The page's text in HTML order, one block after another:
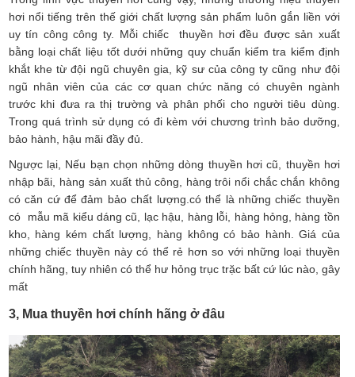
hơi nổi tiếng trên thế giới chất lượng sản phẩm luôn gắn liền với
uy tín công công ty. Mỗi chiếc thuyền hơi đều được sản xuất
bằng loại chất liệu tốt dưới những quy chuẩn kiểm tra kiểm định
khắt khe từ đội ngũ chuyên gia, kỹ sư của công ty cũng như đội
ngũ nhân viên của các cơ quan chức năng có chuyên ngành
trước khi đưa ra thị trường và phân phối cho người tiêu dùng.
Trong quá trình sử dụng có đi kèm với chương trình bảo dưỡng,
bảo hành, hậu mãi đầy đủ.
Ngược lại, Nếu bạn chọn những dòng thuyền hơi cũ, thuyền hơi
nhập bãi, hàng sản xuất thủ công, hàng trôi nổi chắc chắn không
có căn cứ để đảm bảo chất lượng.có thể là những chiếc thuyền
có mẫu mã kiểu dáng cũ, lạc hậu, hàng lỗi, hàng hỏng, hàng tồn
kho, hàng kém chất lượng, hàng không có bảo hành. Giá của
những chiếc thuyền này có thể rẻ hơn so với những loại thuyền
chính hãng, tuy nhiên có thể hư hỏng trục trặc bất cứ lúc nào, gây
mất
3, Mua thuyền hơi chính hãng ở đâu